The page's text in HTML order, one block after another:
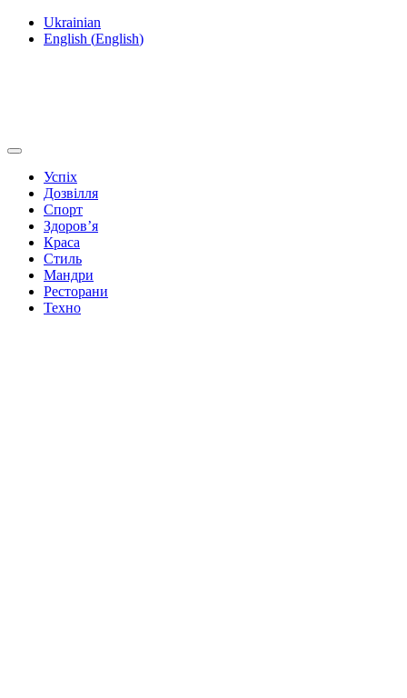
Ukrainian
English (English)
Успіх
Дозвілля
Спорт
Здоров’я
Краса
Стиль
Мандри
Ресторани
Техно